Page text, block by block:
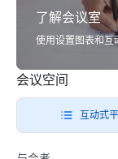
了解会议室
使用设置图表和互
会议空间
互动式